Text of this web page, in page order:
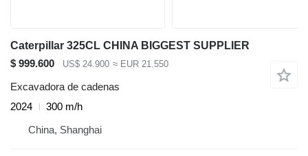
Caterpillar 325CL CHINA BIGGEST SUPPLIER
$ 999.600
US$ 24.900 ≈ EUR 21.550
Excavadora de cadenas
2024
300 m/h
China, Shanghai